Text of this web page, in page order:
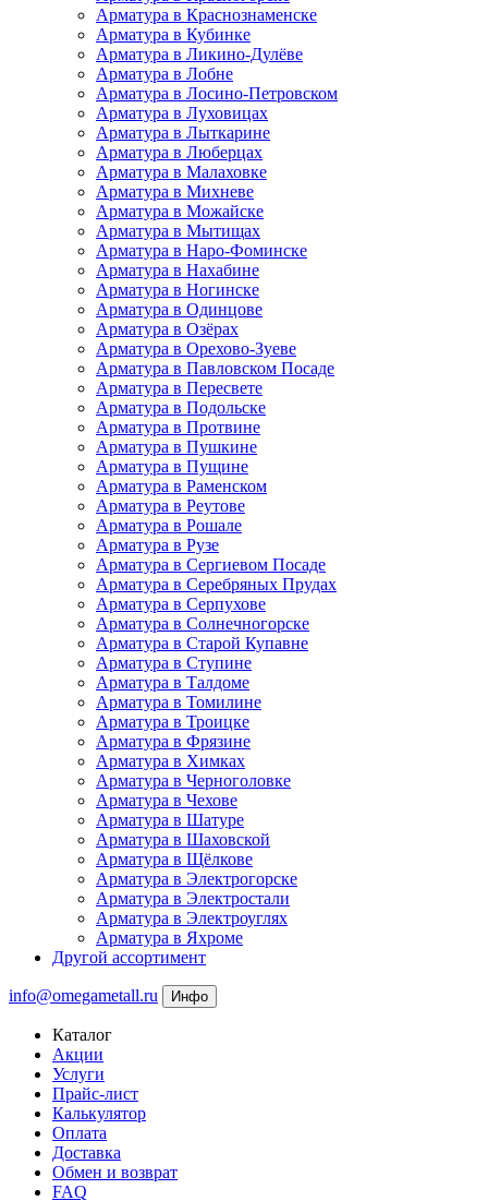
Арматура в Краснознаменске
Арматура в Кубинке
Арматура в Ликино-Дулёве
Арматура в Лобне
Арматура в Лосино-Петровском
Арматура в Луховицах
Арматура в Лыткарине
Арматура в Люберцах
Арматура в Малаховке
Арматура в Михневе
Арматура в Можайске
Арматура в Мытищах
Арматура в Наро-Фоминске
Арматура в Нахабине
Арматура в Ногинске
Арматура в Одинцове
Арматура в Озёрах
Арматура в Орехово-Зуеве
Арматура в Павловском Посаде
Арматура в Пересвете
Арматура в Подольске
Арматура в Протвине
Арматура в Пушкине
Арматура в Пущине
Арматура в Раменском
Арматура в Реутове
Арматура в Рошале
Арматура в Рузе
Арматура в Сергиевом Посаде
Арматура в Серебряных Прудах
Арматура в Серпухове
Арматура в Солнечногорске
Арматура в Старой Купавне
Арматура в Ступине
Арматура в Талдоме
Арматура в Томилине
Арматура в Троицке
Арматура в Фрязине
Арматура в Химках
Арматура в Черноголовке
Арматура в Чехове
Арматура в Шатуре
Арматура в Шаховской
Арматура в Щёлкове
Арматура в Электрогорске
Арматура в Электростали
Арматура в Электроуглях
Арматура в Яхроме
Другой ассортимент
info@omegametall.ru Инфо
Каталог
Акции
Услуги
Прайс-лист
Калькулятор
Оплата
Доставка
Обмен и возврат
FAQ